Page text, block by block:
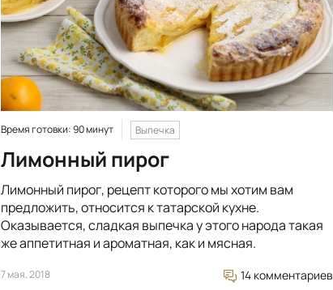
Время готовки: 90 минут Выпечка
Лимонный пирог
Лимонный пирог, рецепт которого мы хотим вам
предложить, относится к татарской кухне.
Оказывается, сладкая выпечка у этого народа такая
же аппетитная и ароматная, как и мясная.
7 мая, 2018 14 комментариев